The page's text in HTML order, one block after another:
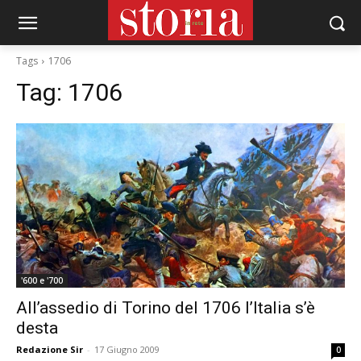
Tags 1706
Tag: 1706
'600 e '700
All’assedio di Torino del 1706 l’Italia s’è
desta
Redazione Sir - 17 Giugno 2009 0